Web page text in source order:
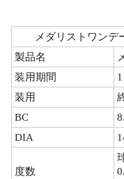
メダリストワン
製品名
装用期間
装用
BC
DIA
度数